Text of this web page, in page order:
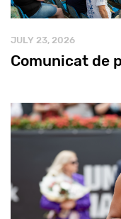
JULY 23, 2026
Comunicat de